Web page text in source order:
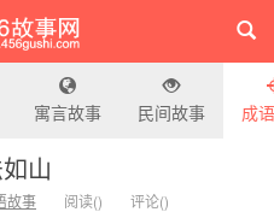
事网
寓言故事 民间故事 成
山
故事 阅读() 评论()